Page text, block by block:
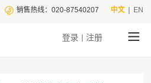
| EN
中文
销售热线：020-87540207
登录 注册